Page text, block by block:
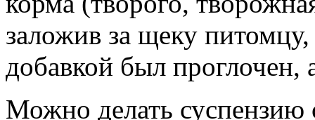
заложив за щеку
добавкой был
Можно делать